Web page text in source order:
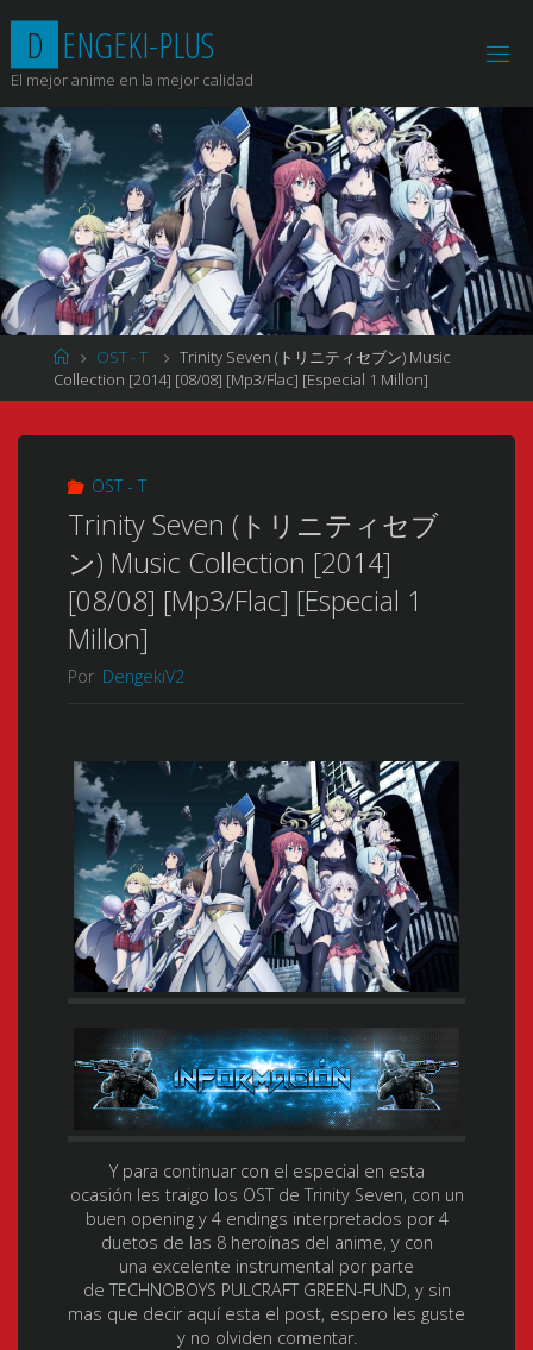
contenido
D ENGEKI-PLUS
El mejor anime en la mejor calidad
Página
de
Inicio
OST - T
Trinity Seven (トリニティセブン) Music
Collection [2014] [08/08] [Mp3/Flac] [Especial 1 Millon]
OST - T
Trinity Seven (トリニティセブ
ン) Music Collection [2014]
[08/08] [Mp3/Flac] [Especial 1
Millon]
Por DengekiV2
Y para continuar con el especial en esta
ocasión les traigo los OST de Trinity Seven, con un
buen opening y 4 endings interpretados por 4
duetos de las 8 heroínas del anime, y con
una excelente instrumental por parte
de TECHNOBOYS PULCRAFT GREEN-FUND, y sin
mas que decir aquí esta el post, espero les guste
y no olviden comentar.